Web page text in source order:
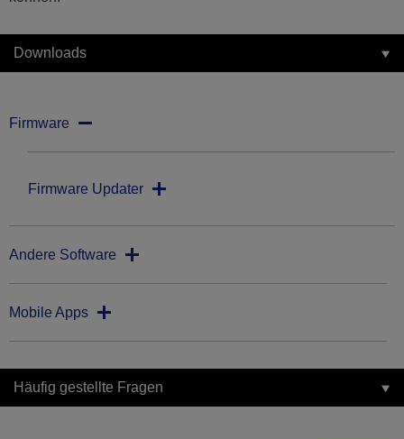
Downloads
Firmware
Firmware Updater
Andere Software
Mobile Apps
Häufig gestellte Fragen